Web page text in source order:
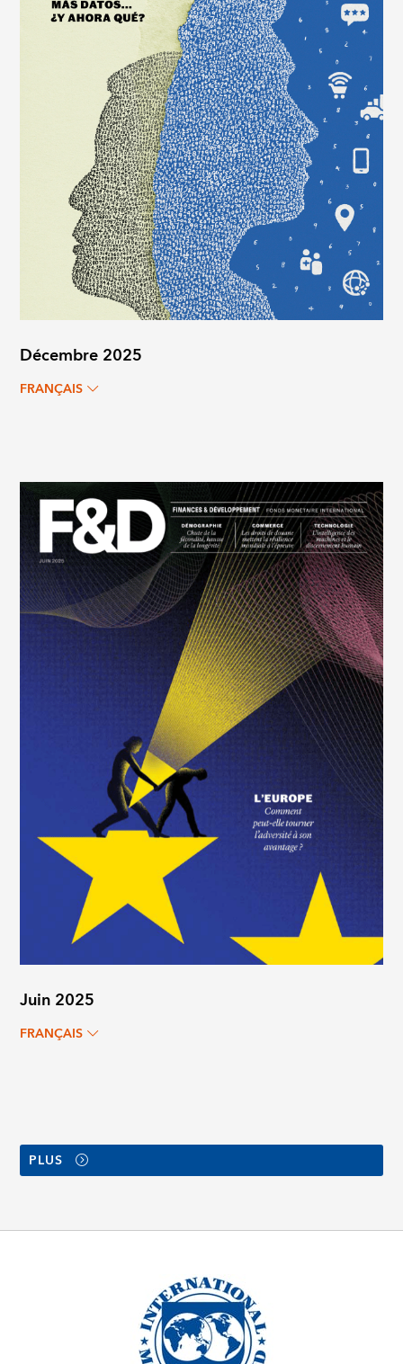
Décembre 2025
FRANÇAIS
Juin 2025
FRANÇAIS
PLUS